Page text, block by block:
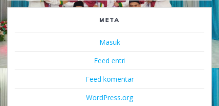
META
Masuk
Feed entri
Feed komentar
WordPress.org